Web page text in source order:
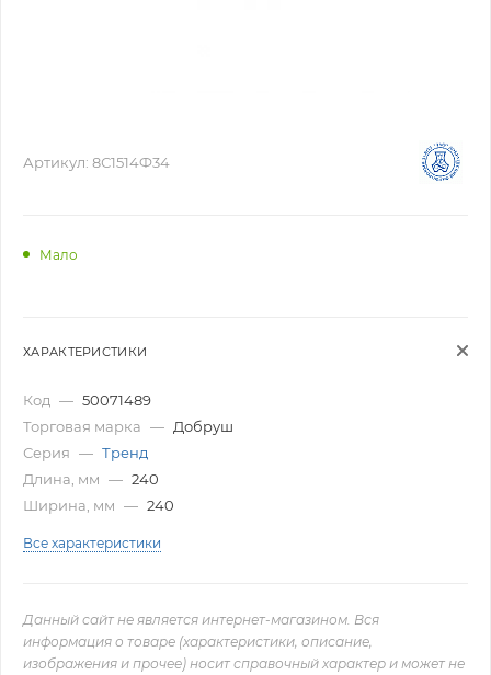
Артикул: 8С1514Ф34
Мало
ХАРАКТЕРИСТИКИ
Код — 50071489
Торговая марка — Добруш
Серия — Тренд
Длина, мм — 240
Ширина, мм — 240
Все характеристики
Данный сайт не является интернет-магазином. Вся
информация о товаре (характеристики, описание,
изображения и прочее) носит справочный характер и может не